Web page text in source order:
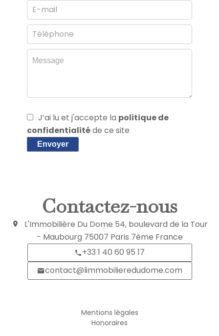
J’ai lu et j'accepte la politique de
confidentialitéde ce site
Envoyer
Contactez-nous
L'Immobilière Du Dome 54, boulevard de la Tour
- Maubourg 75007 Paris 7ème France
+33 1 40 60 95 17
contact@limmobilieredudome.com
Mentions légales
Honoraires